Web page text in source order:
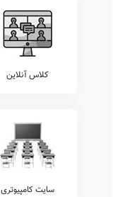
کلاس آنلاین
سایت کامپیوتری